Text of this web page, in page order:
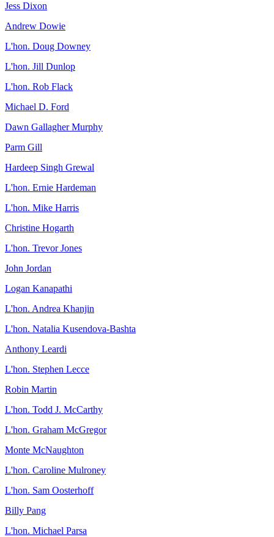
Jess Dixon
Andrew Dowie
L'hon. Doug Downey
L'hon. Jill Dunlop
L'hon. Rob Flack
Michael D. Ford
Dawn Gallagher Murphy
Parm Gill
Hardeep Singh Grewal
L'hon. Ernie Hardeman
L'hon. Mike Harris
Christine Hogarth
L'hon. Trevor Jones
John Jordan
Logan Kanapathi
L'hon. Andrea Khanjin
L'hon. Natalia Kusendova-Bashta
Anthony Leardi
L'hon. Stephen Lecce
Robin Martin
L'hon. Todd J. McCarthy
L'hon. Graham McGregor
Monte McNaughton
L'hon. Caroline Mulroney
L'hon. Sam Oosterhoff
Billy Pang
L'hon. Michael Parsa